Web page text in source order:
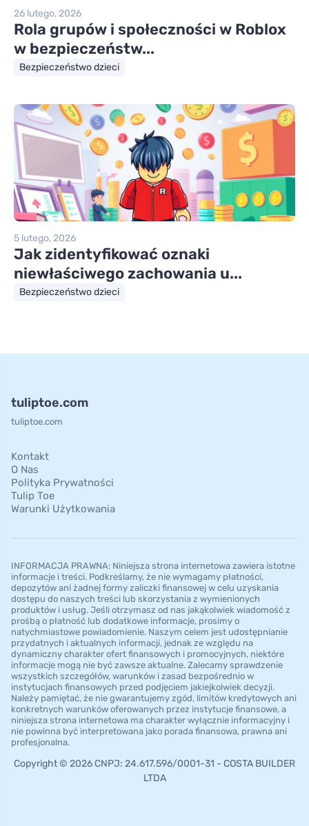
26 lutego, 2026
Rola grupów i społeczności w Roblox
w bezpieczeństw...
Bezpieczeństwo dzieci
5 lutego, 2026
Jak zidentyfikować oznaki
niewłaściwego zachowania u...
Bezpieczeństwo dzieci
tuliptoe.com
tuliptoe.com
Kontakt
O Nas
Polityka Prywatności
Tulip Toe
Warunki Użytkowania
INFORMACJA PRAWNA: Niniejsza strona internetowa zawiera istotne
informacje i treści. Podkreślamy, że nie wymagamy płatności,
depozytów ani żadnej formy zaliczki finansowej w celu uzyskania
dostępu do naszych treści lub skorzystania z wymienionych
produktów i usług. Jeśli otrzymasz od nas jakąkolwiek wiadomość z
prośbą o płatność lub dodatkowe informacje, prosimy o
natychmiastowe powiadomienie. Naszym celem jest udostępnianie
przydatnych i aktualnych informacji, jednak ze względu na
dynamiczny charakter ofert finansowych i promocyjnych, niektóre
informacje mogą nie być zawsze aktualne. Zalecamy sprawdzenie
wszystkich szczegółów, warunków i zasad bezpośrednio w
instytucjach finansowych przed podjęciem jakiejkolwiek decyzji.
Należy pamiętać, że nie gwarantujemy zgód, limitów kredytowych ani
konkretnych warunków oferowanych przez instytucje finansowe, a
niniejsza strona internetowa ma charakter wyłącznie informacyjny i
nie powinna być interpretowana jako porada finansowa, prawna ani
profesjonalna.
Copyright © 2026 CNPJ: 24.617.596/0001-31 - COSTA BUILDER
LTDA